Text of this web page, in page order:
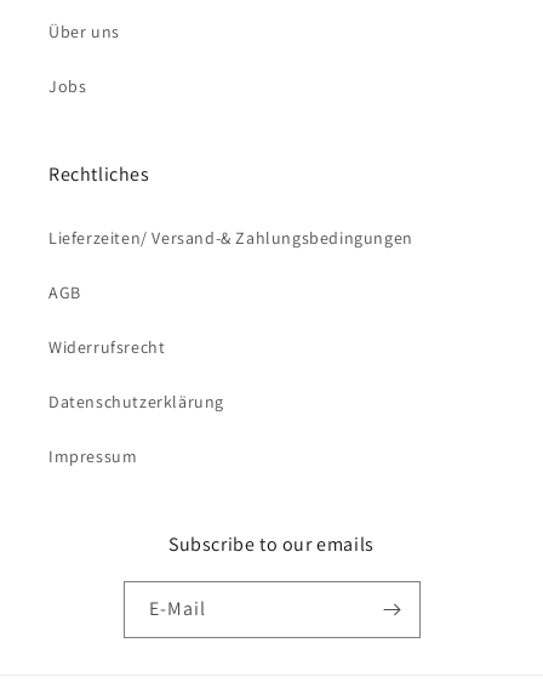
Über uns
Jobs
Rechtliches
Lieferzeiten/ Versand-& Zahlungsbedingungen
AGB
Widerrufsrecht
Datenschutzerklärung
Impressum
Subscribe to our emails
E-Mail